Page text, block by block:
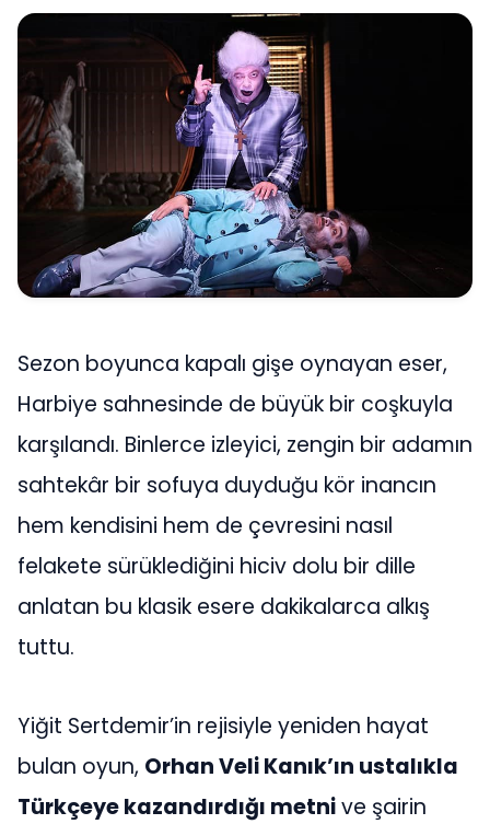
Sezon boyunca kapalı gişe oynayan eser,
Harbiye sahnesinde de büyük bir coşkuyla
karşılandı. Binlerce izleyici, zengin bir adamın
sahtekâr bir sofuya duyduğu kör inancın
hem kendisini hem de çevresini nasıl
felakete sürüklediğini hiciv dolu bir dille
anlatan bu klasik esere dakikalarca alkış
tuttu.
Yiğit Sertdemir’in rejisiyle yeniden hayat
bulan oyun, Orhan Veli Kanık’ın ustalıkla
Türkçeye kazandırdığı metnive şairin